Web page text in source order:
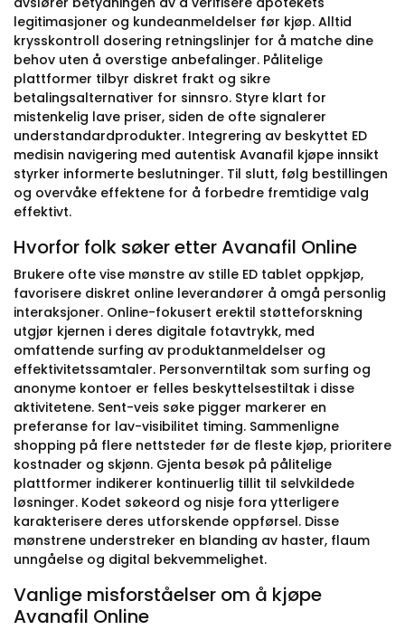
legitimasjoner og kundeanmeldelser før kjøp. Alltid
krysskontroll dosering retningslinjer for å matche dine
behov uten å overstige anbefalinger. Pålitelige
plattformer tilbyr diskret frakt og sikre
betalingsalternativer for sinnsro. Styre klart for
mistenkelig lave priser, siden de ofte signalerer
understandardprodukter. Integrering av beskyttet ED
medisin navigering med autentisk Avanafil kjøpe innsikt
styrker informerte beslutninger. Til slutt, følg bestillingen
og overvåke effektene for å forbedre fremtidige valg
effektivt.
Hvorfor folk søker etter Avanafil Online
Brukere ofte vise mønstre av stille ED tablet oppkjøp,
favorisere diskret online leverandører å omgå personlig
interaksjoner. Online-fokusert erektil støtteforskning
utgjør kjernen i deres digitale fotavtrykk, med
omfattende surfing av produktanmeldelser og
effektivitetssamtaler. Personverntiltak som surfing og
anonyme kontoer er felles beskyttelsestiltak i disse
aktivitetene. Sent-veis søke pigger markerer en
preferanse for lav-visibilitet timing. Sammenligne
shopping på flere nettsteder før de fleste kjøp, prioritere
kostnader og skjønn. Gjenta besøk på pålitelige
plattformer indikerer kontinuerlig tillit til selvkildede
løsninger. Kodet søkeord og nisje fora ytterligere
karakterisere deres utforskende oppførsel. Disse
mønstrene understreker en blanding av haster, flaum
unngåelse og digital bekvemmelighet.
Vanlige misforståelser om å kjøpe
Avanafil Online